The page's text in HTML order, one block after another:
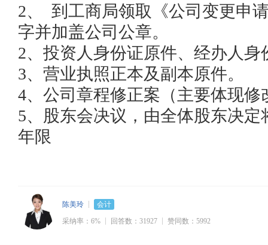
2、  到工商局领取《公司变更申
字并加盖公司公章。
2、投资人身份证原件、经办人
3、营业执照正本及副本原件。
4、公司章程修正案（主要体现
5、股东会决议，由全体股东决
年限
陈美玲
会计
采纳率：6%
回答数：31927 赞同数：5992